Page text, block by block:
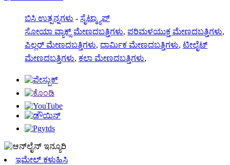
ಬಿಸಿ ಉತ್ಪನ್ನಗಳು - ಸೈಟ್ಮ್ಯಾಪ್
ಸೋಯಾ ವ್ಯಾಕ್ಸ್ ಮೇಣದಬತ್ತಿಗಳು, ಪರಿಮಳಯುಕ್ತ ಮೇಣದಬತ್ತಿಗಳು,
ಪಿಲ್ಲರ್ ಮೇಣದಬತ್ತಿಗಳು, ಧಾರ್ಮಿಕ ಮೇಣದಬತ್ತಿಗಳು, ಟೀಲೈಟ್
ಮೇಣದಬತ್ತಿಗಳು, ಕಲಾ ಮೇಣದಬತ್ತಿಗಳು,
ಇಮೇಲ್ ಕಳುಹಿಸಿ